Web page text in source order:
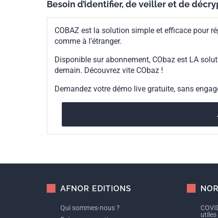
80 kPa (0,8 bar) à 110 kPa (1,1
essais complémentaires
la limitation de l'énergie tel que
la cinquième édition publiée en
juin 2018 et avril 2019 a été
Besoin d’identifier, de veiller et de
COBAZ est la solution simple et efficace pour
comme à l’étranger.
Disponible sur abonnement, CObaz est LA
demain. Découvrez vite CObaz !
Demandez votre démo live gratuite, sans
AFNOR EDITIONS
Qui sommes-nous ?
utiles